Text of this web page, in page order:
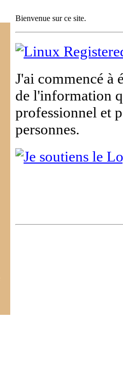
Bienvenue sur ce site.
J'ai commencé à
de l'information
professionnel et
personnes.